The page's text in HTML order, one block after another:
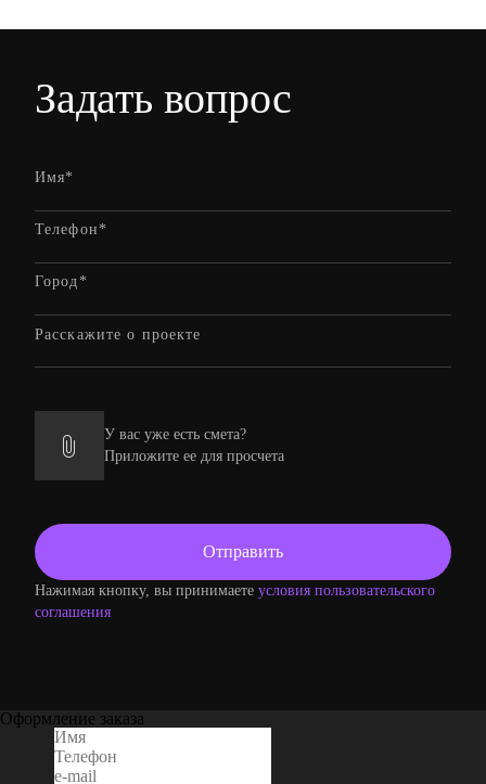
Задать вопрос
У вас уже есть смета?
Приложите ее для просчета
Нажимая кнопку, вы принимаете условия пользовательского
соглашения
Оформление заказа